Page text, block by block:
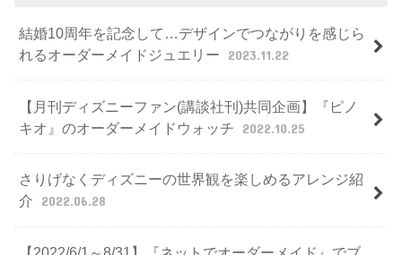
結婚10周年を記念して…デザインでつながりを感じら
れるオーダーメイドジュエリー
2023.11.22
【月刊ディズニーファン(講談社刊)共同企画】『ピノ
キオ』のオーダーメイドウォッチ
2022.10.25
さりげなくディズニーの世界観を楽しめるアレンジ紹
介
2022.06.28